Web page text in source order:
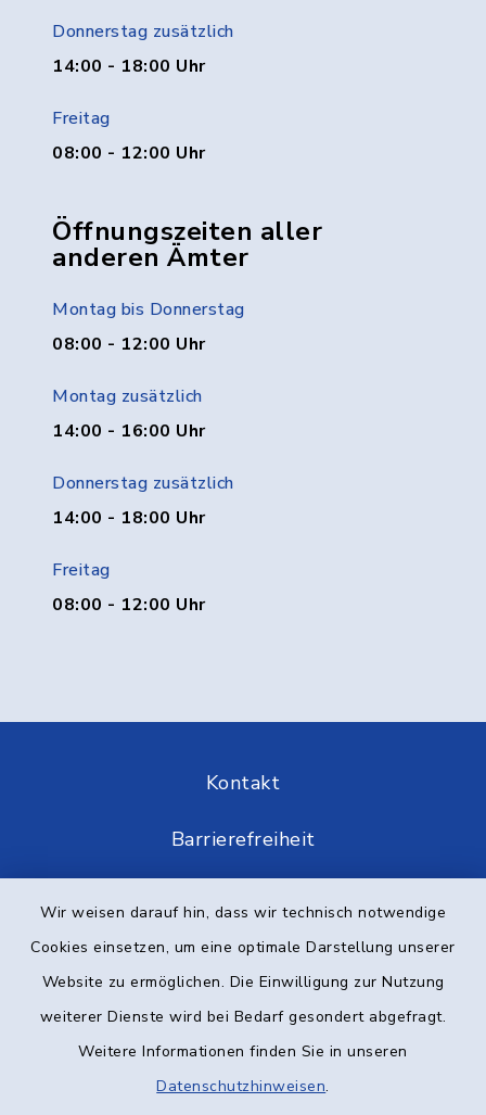
Wir weisen darauf hin, dass wir technisch notwendige
Cookies einsetzen, um eine optimale Darstellung unserer
Website zu ermöglichen. Die Einwilligung zur Nutzung
weiterer Dienste wird bei Bedarf gesondert abgefragt.
Weitere Informationen finden Sie in unseren
Datenschutzhinweisen.
Donnerstag zusätzlich
14:00 - 18:00 Uhr
Freitag
08:00 - 12:00 Uhr
Öffnungszeiten aller
anderen Ämter
Montag bis Donnerstag
08:00 - 12:00 Uhr
Montag zusätzlich
14:00 - 16:00 Uhr
Donnerstag zusätzlich
14:00 - 18:00 Uhr
Freitag
08:00 - 12:00 Uhr
Kontakt
Barrierefreiheit
Impressum
Elektronische Kommunikation
Sitemap